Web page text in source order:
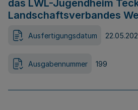
das LWL-Jugendheim
Landschaftsverbandes
Ausfertigungsdatum
Ausgabennummer 199